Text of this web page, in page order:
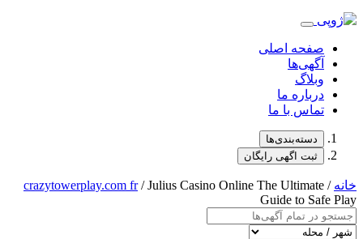
صفحه اصلی
آگهی‌ها
وبلاگ
درباره ما
تماس با ما
دسته‌بندی‌ها
ثبت اگهی رایگان
خانه /
crazytowerplay.com fr/ Julius Casino Online The Ultimate
Guide to Safe Play